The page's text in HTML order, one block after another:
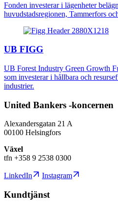
Fonden investerar i lägenheter
huvudstadsregionen, Tammerfors
UB FIGG
UB Forest Industry Green Growth
som investerar i hållbara och
industrier.
United Bankers -koncernen
Alexandersgatan 21 A
00100 Helsingfors
Växel
tfn +358 9 2538 0300
LinkedIn Instagram
Kundtjänst